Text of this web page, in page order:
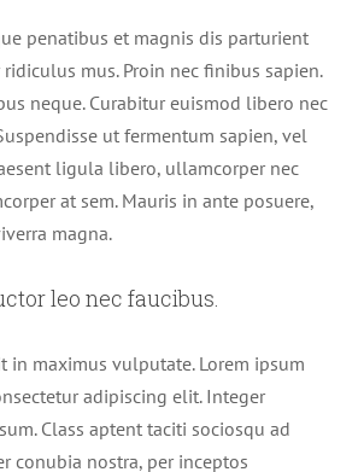
penatibus et magnis dis parturient
mus. Proin nec finibus sapien.
neque. Curabitur euismod libero nec
ut fermentum sapien, vel
ligula libero, ullamcorper nec
at sem. Mauris in ante posuere,
magna.
leo nec faucibus.
in maximus vulputate. Lorem ipsum
adipiscing elit. Integer
Class aptent taciti sociosqu ad
conubia nostra, per inceptos